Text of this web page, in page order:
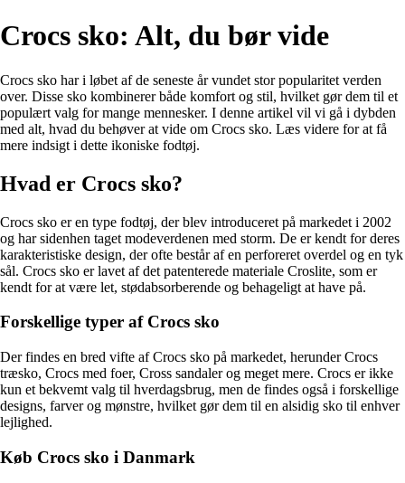
Crocs sko: Alt, du bør vide
Crocs sko har i løbet af de seneste år vundet stor popularitet verden
over. Disse sko kombinerer både komfort og stil, hvilket gør dem til et
populært valg for mange mennesker. I denne artikel vil vi gå i dybden
med alt, hvad du behøver at vide om Crocs sko. Læs videre for at få
mere indsigt i dette ikoniske fodtøj.
Hvad er Crocs sko?
Crocs sko er en type fodtøj, der blev introduceret på markedet i 2002
og har sidenhen taget modeverdenen med storm. De er kendt for deres
karakteristiske design, der ofte består af en perforeret overdel og en tyk
sål. Crocs sko er lavet af det patenterede materiale Croslite, som er
kendt for at være let, stødabsorberende og behageligt at have på.
Forskellige typer af Crocs sko
Der findes en bred vifte af Crocs sko på markedet, herunder Crocs
træsko, Crocs med foer, Cross sandaler og meget mere. Crocs er ikke
kun et bekvemt valg til hverdagsbrug, men de findes også i forskellige
designs, farver og mønstre, hvilket gør dem til en alsidig sko til enhver
lejlighed.
Køb Crocs sko i Danmark